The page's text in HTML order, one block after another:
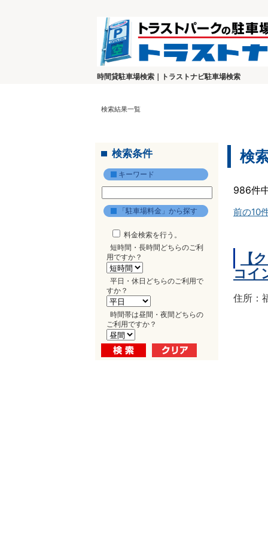
時間貸駐車場検索｜トラストナビ駐車場検索
検索結果一覧
検索条件
キーワード
「駐車場料金」から探す
料金検索を行う。
短時間・長時間どちらのご利
用ですか？
平日・休日どちらのご利用で
すか？
時間帯は昼間・夜間どちらの
ご利用ですか？
検
986件
前の10
【
コイ
住所：